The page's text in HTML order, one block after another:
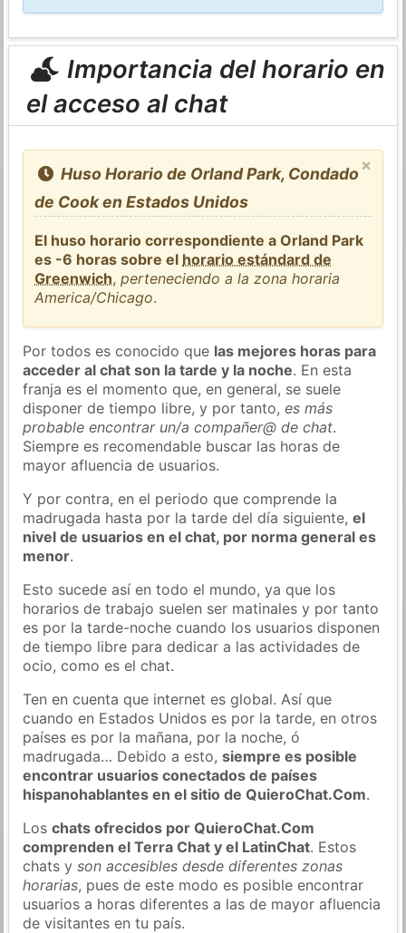
Importancia del horario en
el acceso al chat
×
Huso Horario de Orland Park, Condado
de Cook en Estados Unidos
El huso horario correspondiente a Orland Park
es -6 horas sobre el horario estándard de
Greenwich,perteneciendo a la zona horaria
America/Chicago.
Por todos es conocido que las mejores horas para
acceder al chat son la tarde y la noche. En esta
franja es el momento que, en general, se suele
disponer de tiempo libre, y por tanto,es más
probable encontrar un/a compañer@ de chat.
Siempre es recomendable buscar las horas de
mayor afluencia de usuarios.
Y por contra, en el periodo que comprende la
madrugada hasta por la tarde del día siguiente,el
nivel de usuarios en el chat, por norma general es
menor.
Esto sucede así en todo el mundo, ya que los
horarios de trabajo suelen ser matinales y por tanto
es por la tarde-noche cuando los usuarios disponen
de tiempo libre para dedicar a las actividades de
ocio, como es el chat.
Ten en cuenta que internet es global. Así que
cuando en Estados Unidos es por la tarde, en otros
países es por la mañana, por la noche, ó
madrugada… Debido a esto,siempre es posible
encontrar usuarios conectados de países
hispanohablantes en el sitio de QuieroChat.Com.
Loschats ofrecidos por QuieroChat.Com
comprenden el Terra Chat y el LatinChat. Estos
chats yson accesibles desde diferentes zonas
horarias, pues de este modo es posible encontrar
usuarios a horas diferentes a las de mayor afluencia
de visitantes en tu país.